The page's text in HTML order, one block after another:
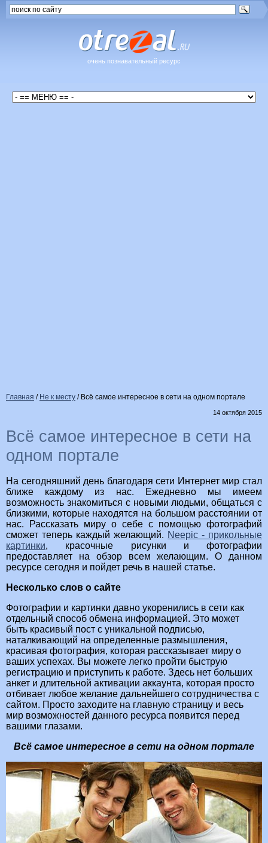
очень познавательный ресурс
Главная / Не к месту / Всё самое интересное в сети на одном портале
14 октября 2015
Всё самое интересное в сети на
одном портале
На сегодняшний день благодаря сети Интернет мир стал
ближе каждому из нас. Ежедневно мы имеем
возможность знакомиться с новыми людьми, общаться с
близкими, которые находятся на большом расстоянии от
нас. Рассказать миру о себе с помощью фотографий
сможет теперь каждый желающий. Neepic - прикольные
картинки, красочные рисунки и фотографии
предоставляет на обзор всем желающим. О данном
ресурсе сегодня и пойдет речь в нашей статье.
Несколько слов о сайте
Фотографии и картинки давно укоренились в сети как
отдельный способ обмена информацией. Это может
быть красивый пост с уникальной подписью,
наталкивающий на определенные размышления,
красивая фотография, которая рассказывает миру о
ваших успехах. Вы можете легко пройти быструю
регистрацию и приступить к работе. Здесь нет больших
анкет и длительной активации аккаунта, которая просто
отбивает любое желание дальнейшего сотрудничества с
сайтом. Просто заходите на главную страницу и весь
мир возможностей данного ресурса появится перед
вашими глазами.
Всё самое интересное в сети на одном портале